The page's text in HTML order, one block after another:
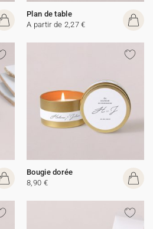
Plan de table
A partir de 2,27 €
Bougie dorée
8,90 €